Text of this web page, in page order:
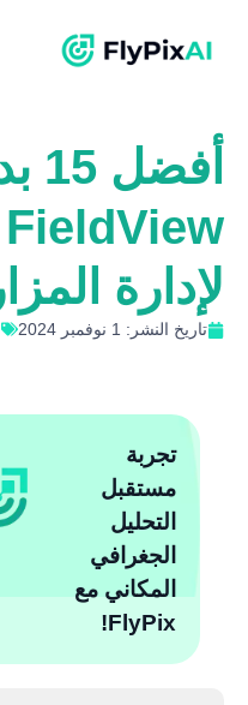
لإدارة
تاريخ النشر: 1 نوفمبر 2024
تجربة
مستقبل
التحليل
الجغرافي
المكاني مع
FlyPix!